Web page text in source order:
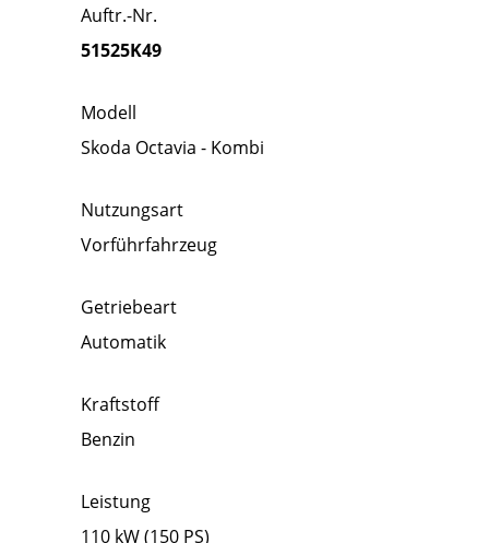
Auftr.-Nr.
51525K49
Modell
Skoda Octavia - Kombi
Nutzungsart
Vorführfahrzeug
Getriebeart
Automatik
Kraftstoff
Benzin
Leistung
110 kW (150 PS)